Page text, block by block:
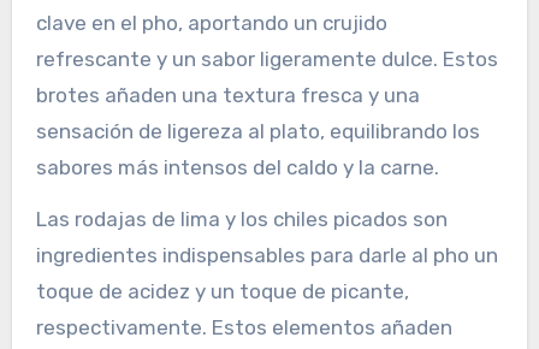
clave en el pho, aportando un crujido
refrescante y un sabor ligeramente dulce. Estos
brotes añaden una textura fresca y una
sensación de ligereza al plato, equilibrando los
sabores más intensos del caldo y la carne.
Las rodajas de lima y los chiles picados son
ingredientes indispensables para darle al pho un
toque de acidez y un toque de picante,
respectivamente. Estos elementos añaden